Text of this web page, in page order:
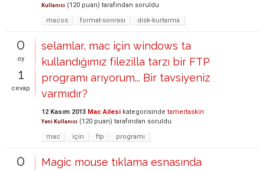
Kullanıcı (120 puan) tarafından soruldu
macos
format-sonrası disk-kurtarma
0
oy
1
cevap
selamlar, mac için windows ta
kullandığımız filezilla tarzı bir FTP
programı arıyorum... Bir tavsiyeniz
varmıdır?
12 Kasım 2013 Mac Ailesi kategorisinde tamertaskin
Yeni Kullanıcı (120 puan) tarafından soruldu
mac
için ftp programı
0
Magic mouse tıklama esnasında